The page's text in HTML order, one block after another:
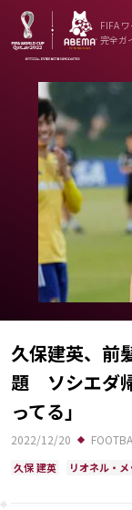
FIFA
完全ガ
ニュース
News
出場国
Teams
日本代表
Team Japan
日程・結
Schedule
ランキン
Ranking
大会につ
久保建英、前
題 ソシエダ
ってる」
2022/12/20
久保 建英 リオネル・メ